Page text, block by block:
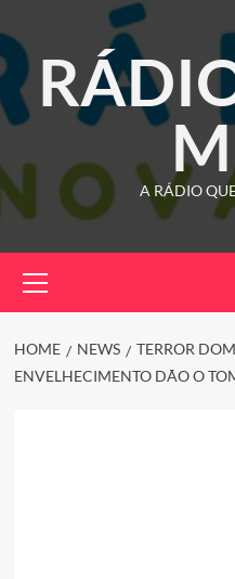
to
content
A RÁDIO
Menu
HOME NEWS
TERROR
ENVELHECIMENTO DÃO O